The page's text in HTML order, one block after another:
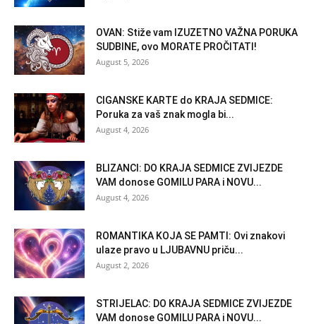
OVAN: Stiže vam IZUZETNO VAŽNA PORUKA
SUDBINE, ovo MORATE PROČITATI!
August 5, 2026
CIGANSKE KARTE do KRAJA SEDMICE:
Poruka za vaš znak mogla bi...
August 4, 2026
BLIZANCI: DO KRAJA SEDMICE ZVIJEZDE
VAM donose GOMILU PARA i NOVU...
August 4, 2026
ROMANTIKA KOJA SE PAMTI: Ovi znakovi
ulaze pravo u LJUBAVNU priču...
August 2, 2026
STRIJELAC: DO KRAJA SEDMICE ZVIJEZDE
VAM donose GOMILU PARA i NOVU...